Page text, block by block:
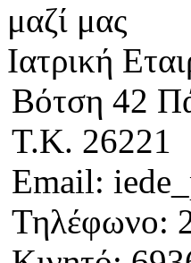
μαζί μας
Ιατρική
Βότση 42
Τ.Κ. 26221
Email:
Τηλέφωνο: